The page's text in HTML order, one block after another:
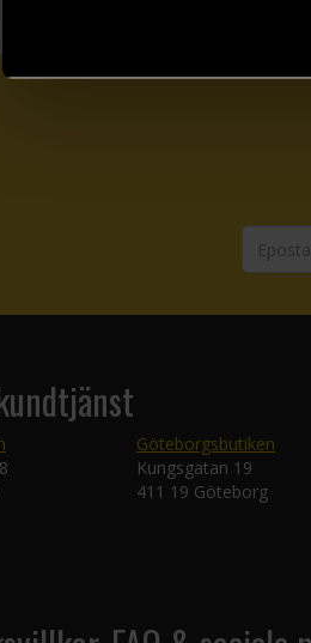
Göteborgsbutiken
Kungsgatan 19
411 19 Göteborg